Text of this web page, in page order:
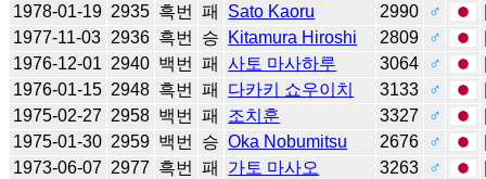
1978-01-19 2935 흑번 패 Sato Kaoru 2990 ♂
1977-11-03 2936 흑번 승 Kitamura Hiroshi 2809 ♂
1976-12-01 2940 백번 패 사토 마사하루 3064 ♂
1976-01-15 2948 흑번 패 다카키 쇼우이치 3133 ♂
1975-02-27 2958 백번 패 조치훈 3327 ♂
1975-01-30 2959 백번 승 Oka Nobumitsu 2676 ♂
1973-06-07 2977 흑번 패 가토 마사오 3263 ♂